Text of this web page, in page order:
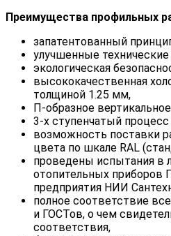
Преимущества профильных
запатентованный
улучшенные технические
экологическая
высококачественная
толщиной 1.25 мм,
П-образное
3-х ступенчатый
возможность поставки
цвета по шкале RAL
проведены испытания в
отопительных приборов
предприятия НИИ
полное соответствие
и ГОСТов, о чем
соответствия,